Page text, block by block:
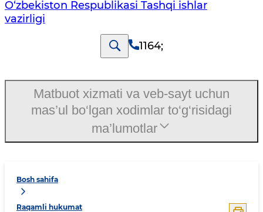
O‘zbеkistоn Rеspublikаsi Tashqi ishlаr
vаzirligi
1164;
Bosh sahifa
Raqamli hukumat
Matbuot xizmati va veb-sayt uchun
mas’ul bo‘lgan xodimlar to‘g‘risidagi
ma’lumotlar